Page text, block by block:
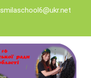
smilaschool6@ukr.net